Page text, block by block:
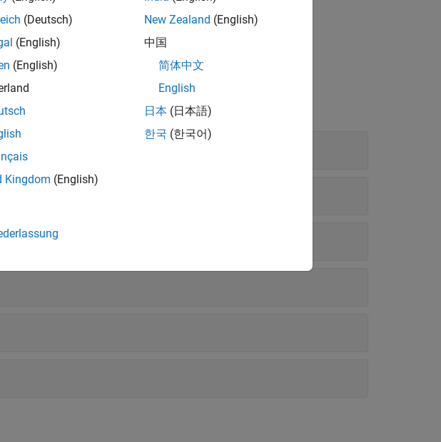
(Deutsch)
(English)
(English)
Kingdom (English)
New Zealand (English)
中国
简体中文
English
日本 (日本語)
한국 (한국어)